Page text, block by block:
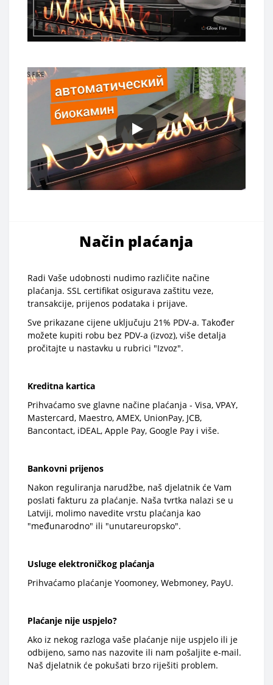
Način plaćanja
Radi Vaše udobnosti nudimo različite načine
plaćanja. SSL certifikat osigurava zaštitu veze,
transakcije, prijenos podataka i prijave.
Sve prikazane cijene uključuju 21% PDV-a. Također
možete kupiti robu bez PDV-a (izvoz), više detalja
pročitajte u nastavku u rubrici "Izvoz".
Kreditna kartica
Prihvaćamo sve glavne načine plaćanja - Visa, VPAY,
Mastercard, Maestro, AMEX, UnionPay, JCB,
Bancontact, iDEAL, Apple Pay, Google Pay i više.
Bankovni prijenos
Nakon reguliranja narudžbe, naš djelatnik će Vam
poslati fakturu za plaćanje. Naša tvrtka nalazi se u
Latviji, molimo navedite vrstu plaćanja kao
"međunarodno" ili "unutareuropsko".
Usluge elektroničkog plaćanja
Prihvaćamo plaćanje Yoomoney, Webmoney, PayU.
Plaćanje nije uspjelo?
Ako iz nekog razloga vaše plaćanje nije uspjelo ili je
odbijeno, samo nas nazovite ili nam pošaljite e-mail.
Naš djelatnik će pokušati brzo riješiti problem.